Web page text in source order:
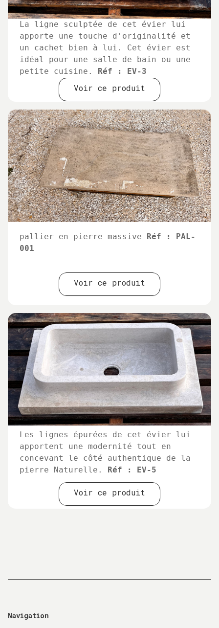
La ligne sculptée de cet évier lui
apporte une touche d'originalité et
un cachet bien à lui. Cet évier est
idéal pour une salle de bain ou une
petite cuisine.
Réf : EV-3
Voir ce produit
pallier en pierre massive
Réf : PAL-
001
Voir ce produit
Les lignes épurées de cet évier lui
apportent une modernité tout en
concevant le côté authentique de la
pierre Naturelle. Réf : EV-5
Voir ce produit
Navigation